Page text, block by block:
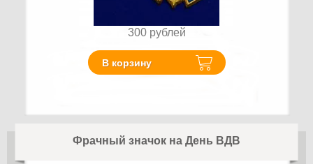
300 рублей
В корзину
Фрачный значок на День ВДВ